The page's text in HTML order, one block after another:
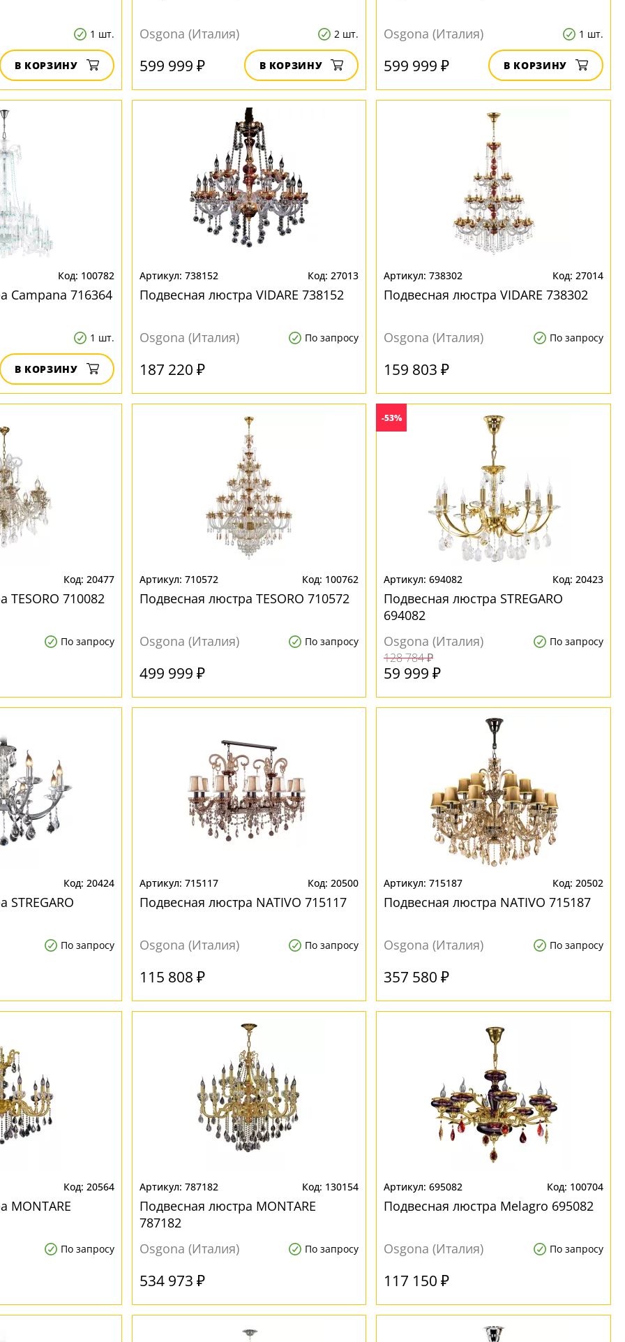
1 шт.
В КОРЗИНУ
Osgona (Италия) 2 шт.
599 999 ₽ В КОРЗИНУ
Osgona (Италия) 1 шт.
599 999 ₽ В КОРЗИНУ
100782
Campana 716364
1 шт.
В КОРЗИНУ
738152 27013
Подвесная люстра VIDARE 738152
Osgona (Италия) По запросу
187 220 ₽
738302 27014
Подвесная люстра VIDARE 738302
Osgona (Италия) По запросу
159 803 ₽
20477
TESORO 710082
По запросу
710572 100762
Подвесная люстра TESORO 710572
Osgona (Италия) По запросу
499 999 ₽
-53%
694082 20423
Подвесная люстра STREGARO
694082
Osgona (Италия)
По запросу
128 784 ₽
59 999 ₽
20424
STREGARO
По запросу
715117 20500
Подвесная люстра NATIVO 715117
Osgona (Италия) По запросу
115 808 ₽
715187 20502
Подвесная люстра NATIVO 715187
Osgona (Италия) По запросу
357 580 ₽
20564
MONTARE
По запросу
787182 130154
Подвесная люстра MONTARE
787182
Osgona (Италия)
По запросу
534 973 ₽
695082 100704
Подвесная люстра Melagro 695082
Osgona (Италия) По запросу
117 150 ₽